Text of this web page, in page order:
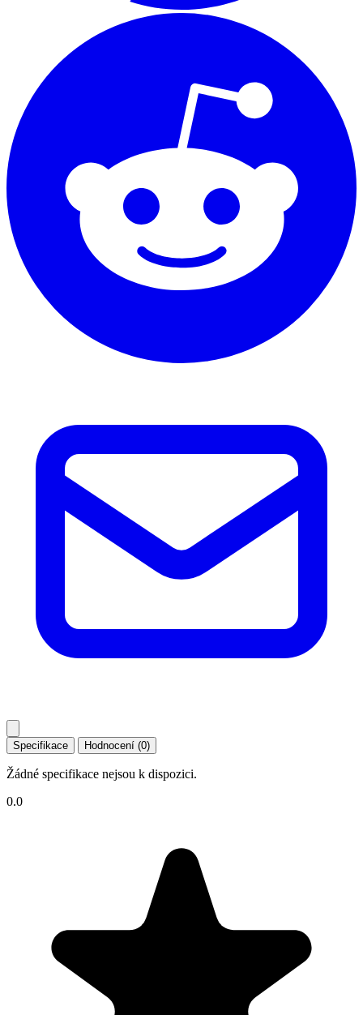
Specifikace Hodnocení (0)
Žádné specifikace nejsou k dispozici.
0.0